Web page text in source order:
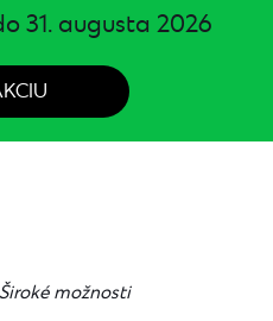
31. augusta 2026
Široké možnosti